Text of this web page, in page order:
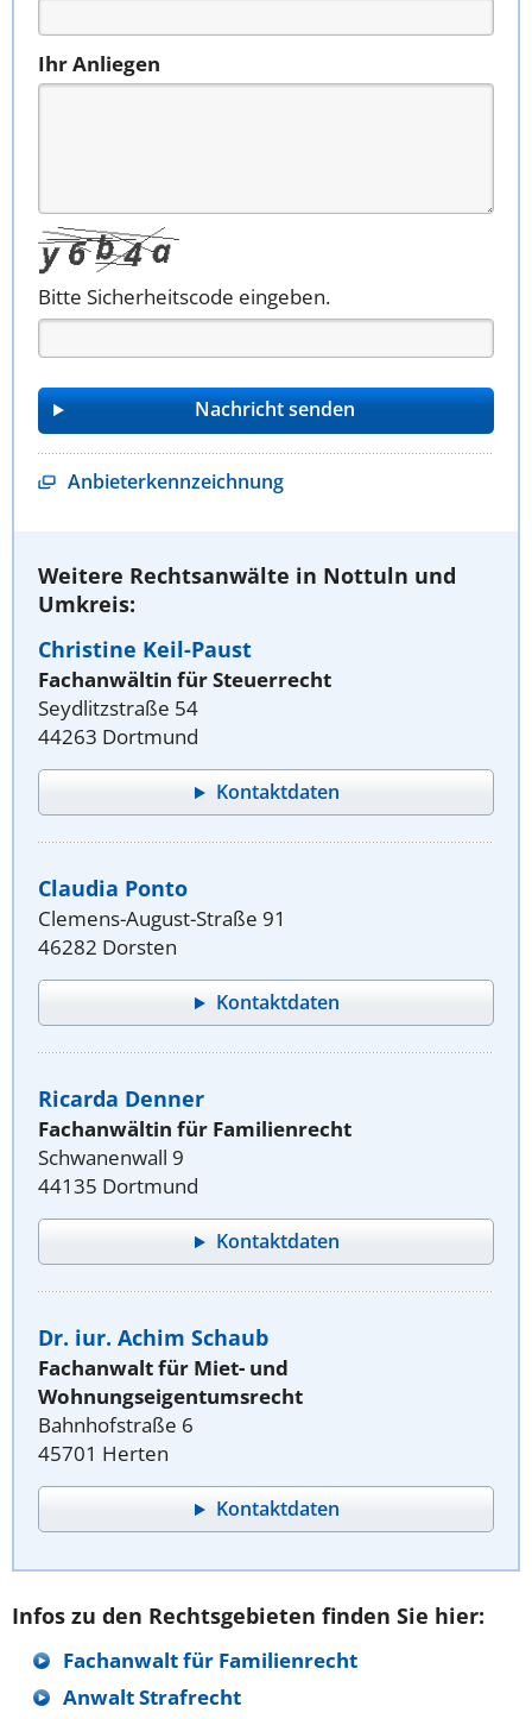
Ihr Anliegen
Bitte Sicherheitscode eingeben.
Anbieterkennzeichnung
Weitere Rechtsanwälte in Nottuln und
Umkreis:
Christine Keil-Paust
Fachanwältin für Steuerrecht
Seydlitzstraße 54
44263 Dortmund
Kontaktdaten
Claudia Ponto
Clemens-August-Straße 91
46282 Dorsten
Kontaktdaten
Ricarda Denner
Fachanwältin für Familienrecht
Schwanenwall 9
44135 Dortmund
Kontaktdaten
Dr. iur. Achim Schaub
Fachanwalt für Miet- und
Wohnungseigentumsrecht
Bahnhofstraße 6
45701 Herten
Kontaktdaten
Infos zu den Rechtsgebieten finden Sie hier:
Fachanwalt für Familienrecht
Anwalt Strafrecht